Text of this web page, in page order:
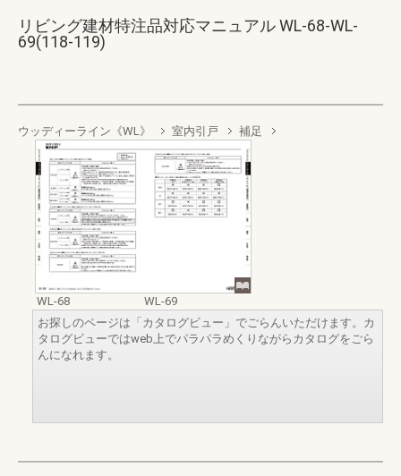
リビング建材特注品対応マニュアル WL-68-WL-
69(118-119)
ウッディーライン《WL》 室内引戸 補足
WL-68
WL-69
お探しのページは「カタログビュー」でごらんいただけます。カ
タログビューではweb上でパラパラめくりながらカタログをごら
んになれます。